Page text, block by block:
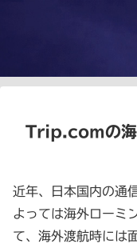
Trip.comの
近年、日本国内の通
よっては海外ローミ
て、海外渡航時には